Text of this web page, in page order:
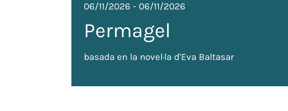
06/11/2026 - 06/11/2026
Permagel
basada en la novel·la d'Eva Baltasar